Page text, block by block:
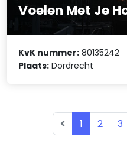
Voelen Met Je
KvK nummer: 80135242
Plaats: Dordrecht
1 2 3